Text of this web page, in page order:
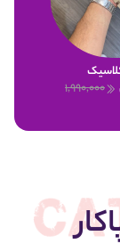
1,990,000